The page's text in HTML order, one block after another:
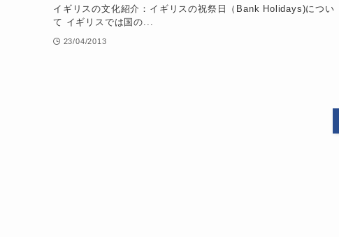
イギリスの文化紹介：イギリスの祝祭日（Bank Holidays)につい
て イギリスでは国の...
23/04/2013